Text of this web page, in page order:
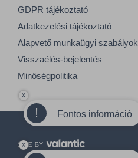
GDPR tájékoztató
Adatkezelési tájékoztató
Alapvető munkaügyi szabályok
Visszaélés-bejelentés
Minőségpolitika
! Fontos információ
x
x